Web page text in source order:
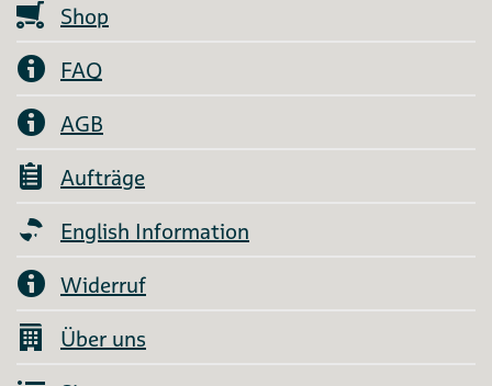
Shop
FAQ
AGB
Aufträge
English Information
Widerruf
Über uns